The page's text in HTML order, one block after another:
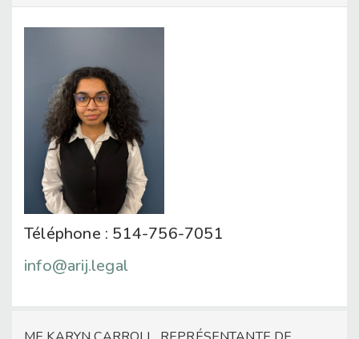
Téléphone : 514-756-7051
info@arij.legal